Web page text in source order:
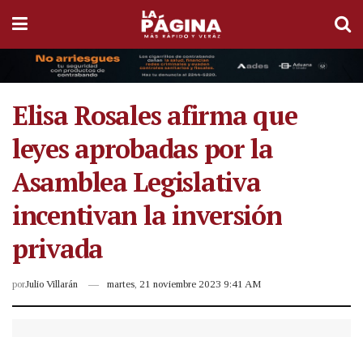
Elisa Rosales afirma que
leyes aprobadas por la
Asamblea Legislativa
incentivan la inversión
privada
porJulio Villarán martes, 21 noviembre 2023 9:41 AM